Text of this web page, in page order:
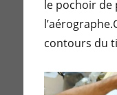
le pochoir de
contours du